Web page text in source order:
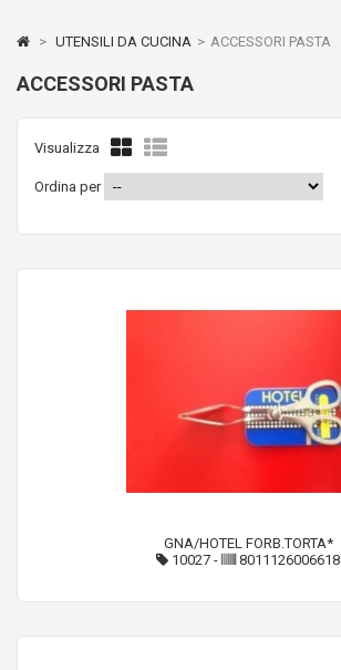
> UTENSILI DA CUCINA > ACCESSORI PASTA
ACCESSORI PASTA
Visualizza
Ordina per
GNA/HOTEL FORB.TORTA*
10027 - 8011126006618